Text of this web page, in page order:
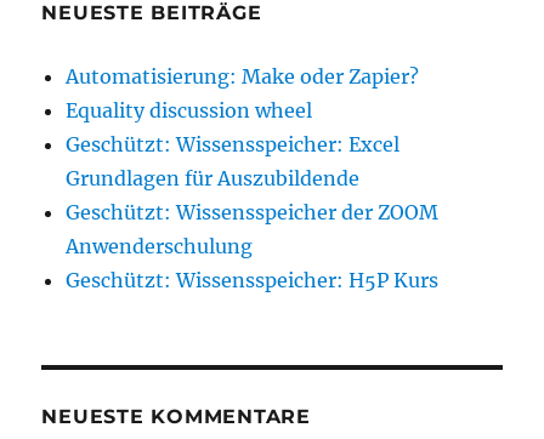
NEUESTE BEITRÄGE
Automatisierung: Make oder Zapier?
Equality discussion wheel
Geschützt: Wissensspeicher: Excel
Grundlagen für Auszubildende
Geschützt: Wissensspeicher der ZOOM
Anwenderschulung
Geschützt: Wissensspeicher: H5P Kurs
NEUESTE KOMMENTARE